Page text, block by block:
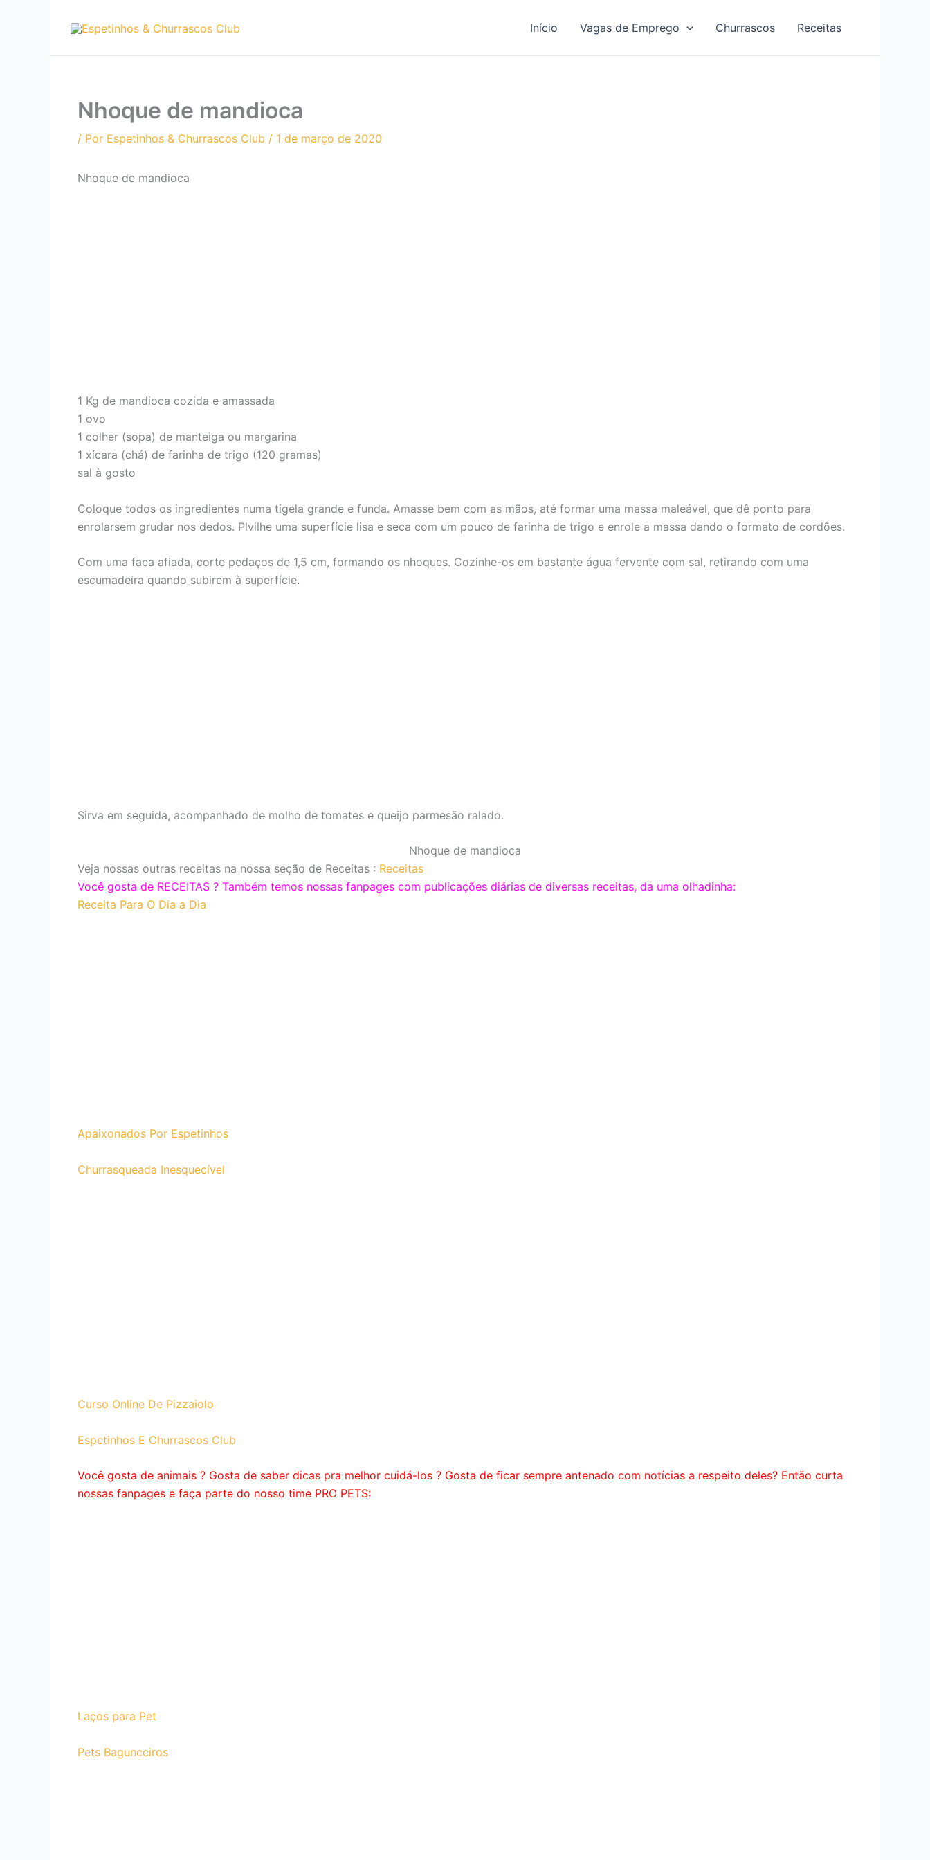
Início Vagas de Emprego Churrascos Receitas
Nhoque de mandioca
/ Por Espetinhos & Churrascos Club / 1 de março de 2020
Nhoque de mandioca
1 Kg de mandioca cozida e amassada
1 ovo
1 colher (sopa) de manteiga ou margarina
1 xícara (chá) de farinha de trigo (120 gramas)
sal à gosto
Coloque todos os ingredientes numa tigela grande e funda. Amasse bem com as mãos, até formar uma massa maleável, que dê ponto para
enrolarsem grudar nos dedos. Plvilhe uma superfície lisa e seca com um pouco de farinha de trigo e enrole a massa dando o formato de cordões.
Com uma faca afiada, corte pedaços de 1,5 cm, formando os nhoques. Cozinhe-os em bastante água fervente com sal, retirando com uma
escumadeira quando subirem à superfície.
Sirva em seguida, acompanhado de molho de tomates e queijo parmesão ralado.
Nhoque de mandioca
Veja nossas outras receitas na nossa seção de Receitas : Receitas
Você gosta de RECEITAS ? Também temos nossas fanpages com publicações diárias de diversas receitas, da uma olhadinha:
Receita Para O Dia a Dia
Apaixonados Por Espetinhos
Churrasqueada Inesquecível
Curso Online De Pizzaiolo
Espetinhos E Churrascos Club
Você gosta de animais ? Gosta de saber dicas pra melhor cuidá-los ? Gosta de ficar sempre antenado com notícias a respeito deles? Então curta
nossas fanpages e faça parte do nosso time PRO PETS:
Laços para Pet
Pets Bagunceiros